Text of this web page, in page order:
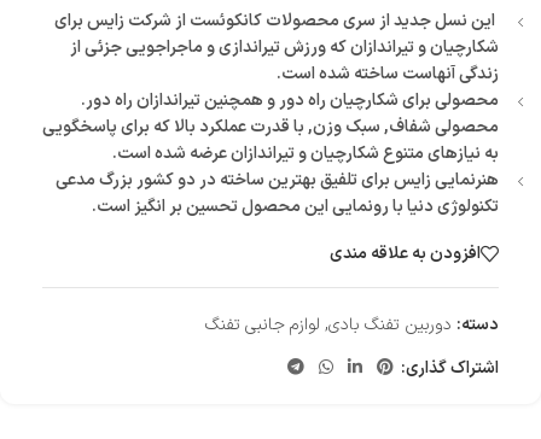
این نسل جدید از سری محصولات کانکوئست از شرکت زایس برای
شکارچیان و تیراندازان که ورزش تیراندازی و ماجراجویی جزئی از
زندگی آنهاست ساخته شده است.
محصولی برای شکارچیان راه دور و همچنین تیراندازان راه دور.
محصولی شفاف, سبک وزن, با قدرت عملکرد بالا که برای پاسخگویی
به نیازهای متنوع شکارچیان و تیراندازان عرضه شده است.
هنرنمایی زایس برای تلفیق بهترین ساخته در دو کشور بزرگ مدعی
تکنولوژی دنیا با رونمایی این محصول تحسین بر انگیز است.
افزودن به علاقه مندی
دسته: دوربین تفنگ بادی, لوازم جانبی تفنگ
اشتراک گذاری: